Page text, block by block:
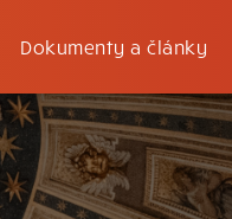
Dokumenty a články